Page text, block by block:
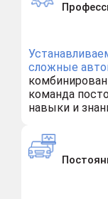
сложные
команда
навыки и